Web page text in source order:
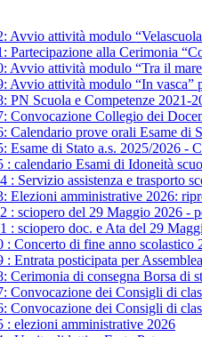
Avvio attività modulo
Partecipazione alla Cerimonia
Avvio attività modulo “Tra il
Avvio attività modulo “In vasca”
PN Scuola e Competenze 2021-
Convocazione Collegio dei
Calendario prove orali Esame di
Esame di Stato a.s. 2025/2026 -
: calendario Esami di Idoneità
: Servizio assistenza e trasporto
Elezioni amministrative 2026:
: sciopero del 29 Maggio 2026 -
: sciopero doc. e Ata del 29
: Concerto di fine anno scolastico
: Entrata posticipata per
Cerimonia di consegna Borsa di
Convocazione dei Consigli di
Convocazione dei Consigli di
: elezioni amministrative 2026